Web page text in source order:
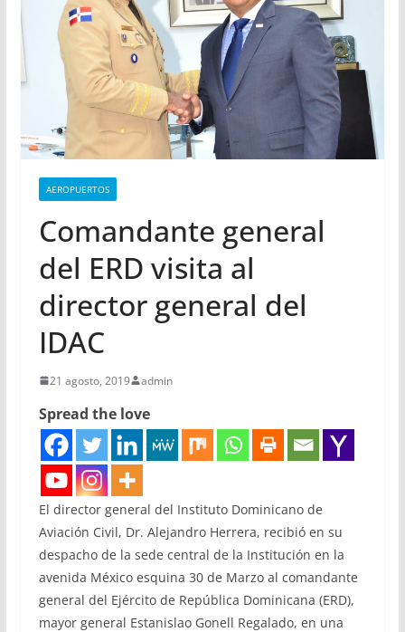
AEROPUERTOS
Comandante general
del ERD visita al
director general del
IDAC
21 agosto, 2019 admin
Spread the love
El director general del Instituto Dominicano de
Aviación Civil, Dr. Alejandro Herrera, recibió en su
despacho de la sede central de la Institución en la
avenida México esquina 30 de Marzo al comandante
general del Ejército de República Dominicana (ERD),
mayor general Estanislao Gonell Regalado, en una